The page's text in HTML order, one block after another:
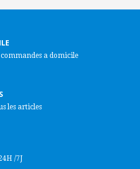
a domicile
les articles
/7J